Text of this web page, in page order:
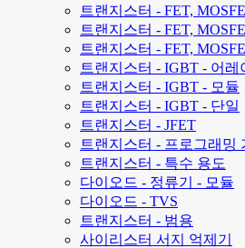
트랜지스터 - FET,
트랜지스터 - FET,
트랜지스터 - FET,
트랜지스터 - IGBT - 어레
트랜지스터 - IGBT - 모듈
트랜지스터 - IGBT - 단일
트랜지스터 - JFET
트랜지스터 - 프로그래밍
트랜지스터 - 특수 용도
다이오드 - 정류기 - 모듈
다이오드 - TVS
트랜지스터 - 범용
사이리스터 서지 억제기